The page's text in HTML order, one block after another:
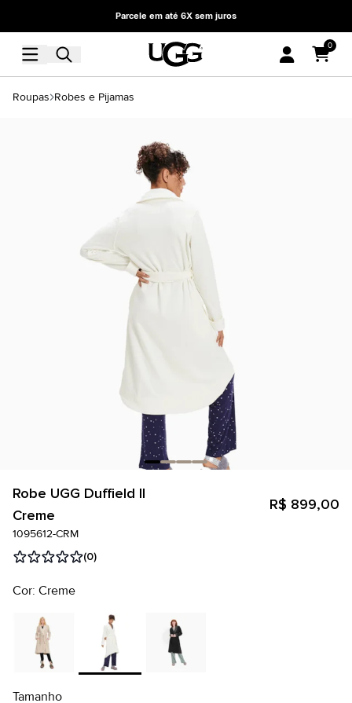
Parcele em até 6X sem juros
0
Roupas Robes e Pijamas
Robe UGG Duffield II
Creme
R$ 899,00
1095612-CRM
(0)
Cor: Creme
Tamanho